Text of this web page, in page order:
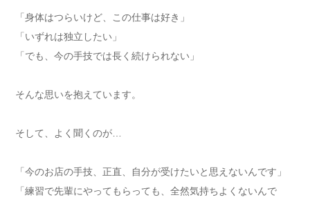
「身体はつらいけど、この仕事は好き」
「いずれは独立したい」
「でも、今の手技では長く続けられない」
そんな思いを抱えています。
そして、よく聞くのが…
「今のお店の手技、正直、自分が受けたいと思えないんです」
「練習で先輩にやってもらっても、全然気持ちよくないんで